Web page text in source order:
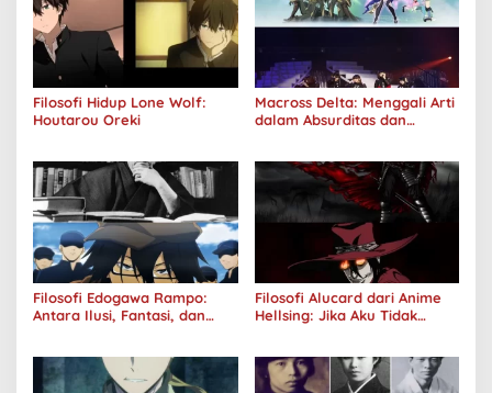
Filosofi Hidup Lone Wolf:
Houtarou Oreki
Macross Delta: Menggali Arti
dalam Absurditas dan
Filosofi Edogawa Rampo:
Antara Ilusi, Fantasi, dan
Filosofi Alucard dari Anime
Hellsing: Jika Aku Tidak